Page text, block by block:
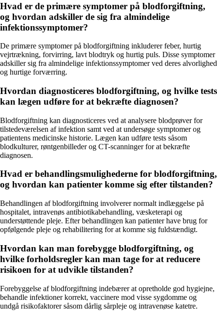
Hvad er de primære symptomer på blodforgiftning,
og hvordan adskiller de sig fra almindelige
infektionssymptomer?
De primære symptomer på blodforgiftning inkluderer feber, hurtig
vejrtrækning, forvirring, lavt blodtryk og hurtig puls. Disse symptomer
adskiller sig fra almindelige infektionssymptomer ved deres alvorlighed
og hurtige forværring.
Hvordan diagnosticeres blodforgiftning, og hvilke tests
kan lægen udføre for at bekræfte diagnosen?
Blodforgiftning kan diagnosticeres ved at analysere blodprøver for
tilstedeværelsen af infektion samt ved at undersøge symptomer og
patientens medicinske historie. Lægen kan udføre tests såsom
blodkulturer, røntgenbilleder og CT-scanninger for at bekræfte
diagnosen.
Hvad er behandlingsmulighederne for blodforgiftning,
og hvordan kan patienter komme sig efter tilstanden?
Behandlingen af blodforgiftning involverer normalt indlæggelse på
hospitalet, intravenøs antibiotikabehandling, væsketerapi og
understøttende pleje. Efter behandlingen kan patienter have brug for
opfølgende pleje og rehabilitering for at komme sig fuldstændigt.
Hvordan kan man forebygge blodforgiftning, og
hvilke forholdsregler kan man tage for at reducere
risikoen for at udvikle tilstanden?
Forebyggelse af blodforgiftning indebærer at opretholde god hygiejne,
behandle infektioner korrekt, vaccinere mod visse sygdomme og
undgå risikofaktorer såsom dårlig sårpleje og intravenøse katetre.